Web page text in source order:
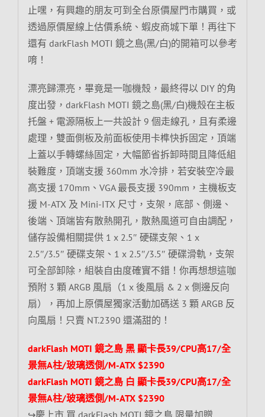
止嘿，有興趣的朋友可到全台原價屋門市購買，或
透過原價屋線上估價系統、蝦皮商城下單！再往下
還有 darkFlash MOTI 鏡之島(黑/白)的開箱可以參考
唷！
漂亮歸漂亮，畢竟是一咖機殼，最終得以 DIY 的角
度出發，darkFlash MOTI 鏡之島(黑/白)機殼在主板
托盤 + 電源隔板上一共設計 9 個走線孔，且有柔邊
處理，雙面側板及前面板使用卡榫快拆固定，頂端
上蓋以手轉螺絲固定，大幅節省拆卸時間且降低組
裝難度，頂端支援 360mm 水冷排，若安裝空冷最
高支援 170mm、VGA 最長支援 390mm，主機板支
援 M-ATX 及 Mini-ITX 尺寸，支架，底部、側邊、
後端、頂端皆有散熱開孔，散熱風道可自由調配，
儲存設備相關提供 1 x 2.5″ 硬碟支架、1 x
2.5″/3.5″ 硬碟支架、1 x 2.5″/3.5″ 硬碟滑軌，支架
可全部卸除，組裝自由度確實不錯！你再想想這咖
預附 3 顆 ARGB 風扇（1 x 後風扇 & 2 x 側邊反向
扇），再加上原價屋獨家活動加碼送 3 顆 ARGB 反
向風扇！只賣 NT.2390 還滿甜的！
darkFlash MOTI 鏡之島 黑 顯卡長39/CPU高17/全
景無A柱/玻璃透側/M-ATX $2390
darkFlash MOTI 鏡之島 白 顯卡長39/CPU高17/全
景無A柱/玻璃透側/M-ATX $2390
↪慶上市,買 darkFlash MOTI 鏡之島,限量加贈